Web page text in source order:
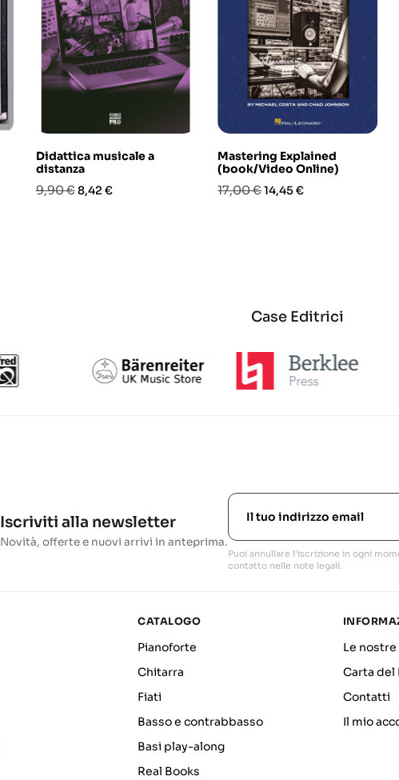
Didattica musicale a
distanza
Prezzo
9,90 €Prezzo
8,42 €
Mastering Explained
(book/Video Online)
Prezzo
17,00 €Prezzo
14,45 €
Case Editrici
Iscriviti alla newsletter
Novità, offerte e nuovi arrivi in anteprima.
Puoi annullare l'iscrizione in ogni
contatto nelle note legali.
CATALOGO
Pianoforte
Chitarra
Fiati
Basso e contrabbasso
Basi play-along
Real Books
Le
Carta del
Contatti
Il mio